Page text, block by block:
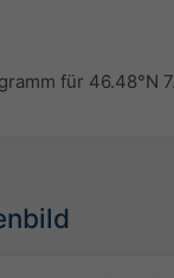
für 46.48°N